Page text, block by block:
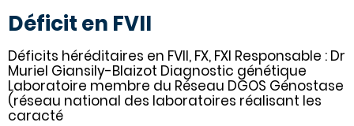
Déficit en FVII
Déficits héréditaires en FVII, FX, FXI Responsable : Dr
Muriel Giansily-Blaizot Diagnostic génétique
Laboratoire membre du Réseau DGOS Génostase
(réseau national des laboratoires réalisant les
caracté